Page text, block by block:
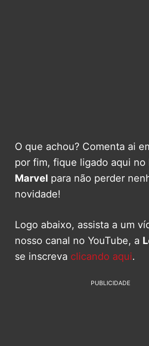
O que achou? Comenta ai
por fim, fique ligado aqui no
Marvel para não perder
novidade!
Logo abaixo, assista a um
nosso canal no YouTube, a
se inscreva clicando aqui.
PUBLICIDADE